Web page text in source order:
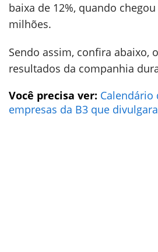
baixa de 12%, quando chegou
milhões.
Sendo assim, confira abaixo,
resultados da companhia
Você precisa ver: Calendário
empresas da B3 que